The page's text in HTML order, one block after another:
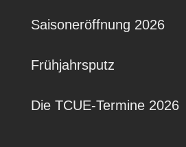
Saisoneröffnung 2026
Frühjahrsputz
Die TCUE-Termine 2026